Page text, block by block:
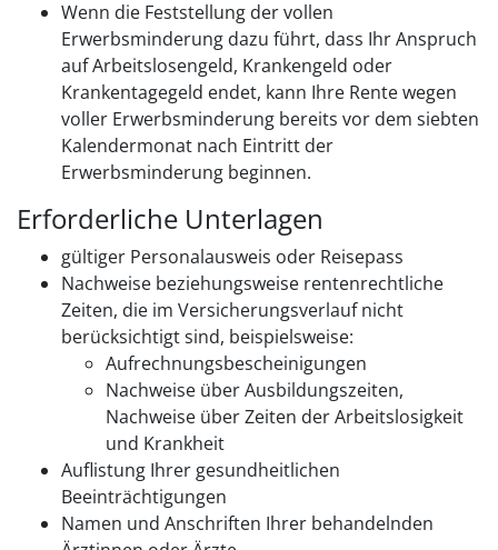
Wenn die Feststellung der vollen
Erwerbsminderung dazu führt, dass Ihr Anspruch
auf Arbeitslosengeld, Krankengeld oder
Krankentagegeld endet, kann Ihre Rente wegen
voller Erwerbsminderung bereits vor dem siebten
Kalendermonat nach Eintritt der
Erwerbsminderung beginnen.
Erforderliche Unterlagen
gültiger Personalausweis oder Reisepass
Nachweise beziehungsweise rentenrechtliche
Zeiten, die im Versicherungsverlauf nicht
berücksichtigt sind, beispielsweise:
Aufrechnungsbescheinigungen
Nachweise über Ausbildungszeiten,
Nachweise über Zeiten der Arbeitslosigkeit
und Krankheit
Auflistung Ihrer gesundheitlichen
Beeinträchtigungen
Namen und Anschriften Ihrer behandelnden